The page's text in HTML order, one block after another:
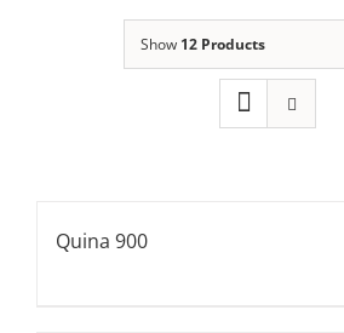
Show 12 Products
Quina 900